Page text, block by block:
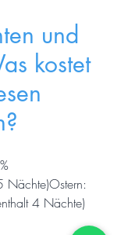
und
kostet
Nächte)Ostern:
4 Nächte)